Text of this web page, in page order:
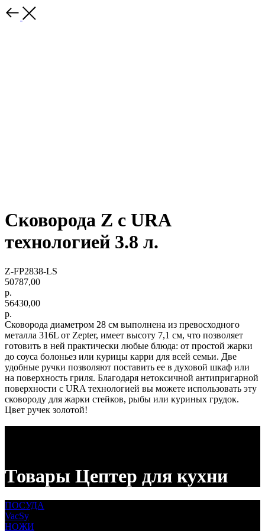
Сковорода Z с URA
технологией 3.8 л.
Z-FP2838-LS
50787,00
р.
56430,00
р.
Сковорода диаметром 28 см выполнена из превосходного
металла 316L от Zepter, имеет высоту 7,1 см, что позволяет
готовить в ней практически любые блюда: от простой жарки
до соуса болоньез или курицы карри для всей семьи. Две
удобные ручки позволяют поставить ее в духовой шкаф или
на поверхность гриля. Благодаря нетоксичной антипригарной
поверхности с URA технологией вы можете использовать эту
сковороду для жарки стейков, рыбы или куриных грудок.
Цвет ручек золотой!
Товары Цептер для кухни
ПОСУДА
VacSy
НОЖИ